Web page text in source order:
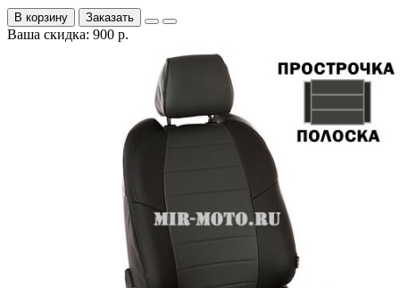
В корзину Заказать
Ваша скидка: 900 р.